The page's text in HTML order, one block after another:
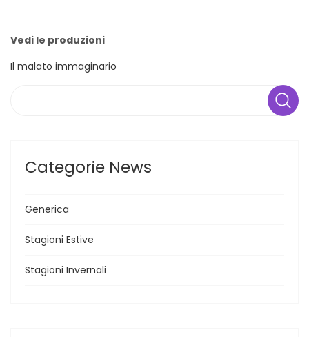
Vedi le produzioni
Il malato immaginario
Categorie News
Generica
Stagioni Estive
Stagioni Invernali